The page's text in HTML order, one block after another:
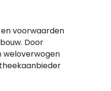
voorwaarden
Door
weloverwogen